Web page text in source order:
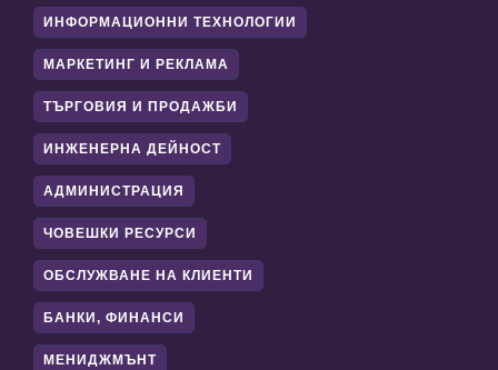
ИНФОРМАЦИОННИ ТЕХНОЛОГИИ
МАРКЕТИНГ И РЕКЛАМА
ТЪРГОВИЯ И ПРОДАЖБИ
ИНЖЕНЕРНА ДЕЙНОСТ
АДМИНИСТРАЦИЯ
ЧОВЕШКИ РЕСУРСИ
ОБСЛУЖВАНЕ НА КЛИЕНТИ
БАНКИ, ФИНАНСИ
МЕНИДЖМЪНТ